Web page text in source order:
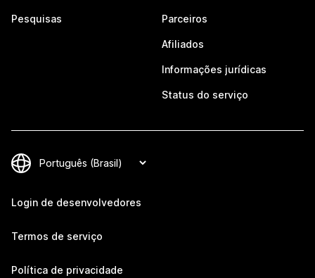
Pesquisas Parceiros
Afiliados
Informações jurídicas
Status do serviço
Login de desenvolvedores
Termos de serviço
Política de privacidade